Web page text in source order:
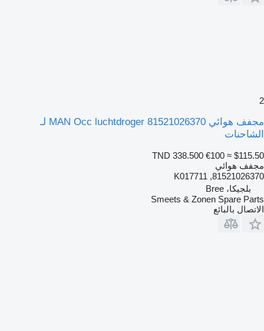
2
مجفف هوائي MAN Occ luchtdroger 81521026370 لـ
الشاحنات
TND 338.500 €100 ≈ $115.50
مجفف هوائي
81521026370, K017711
بلجيكا، Bree
Smeets & Zonen Spare Parts
الاتصال بالبائع